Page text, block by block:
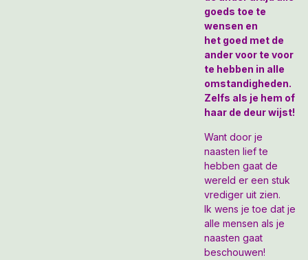
goeds toe te
wensen en
het goed met de
ander voor te voor
te hebben in alle
omstandigheden.
Zelfs als je hem of
haar de deur wijst!
Want door je
naasten lief te
hebben gaat de
wereld er een stuk
vrediger uit zien.
Ik wens je toe dat je
alle mensen als je
naasten gaat
beschouwen!